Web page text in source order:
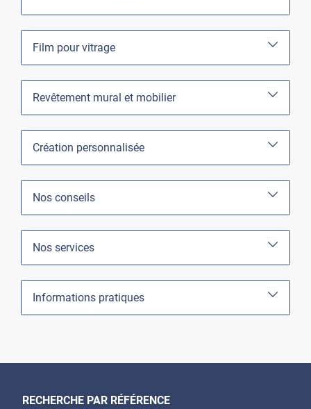
Film pour vitrage
Revêtement mural et mobilier
Création personnalisée
Nos conseils
Nos services
Informations pratiques
RECHERCHE PAR RÉFÉRENCE